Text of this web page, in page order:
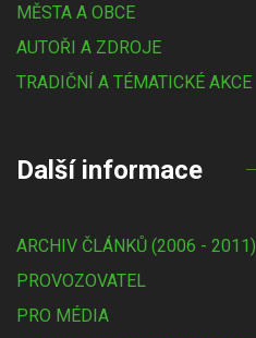
MĚSTA A OBCE
AUTOŘI A ZDROJE
TRADIČNÍ A TÉMATICKÉ AKCE
Další informace
ARCHIV ČLÁNKŮ (2006 - 2011)
PROVOZOVATEL
PRO MÉDIA